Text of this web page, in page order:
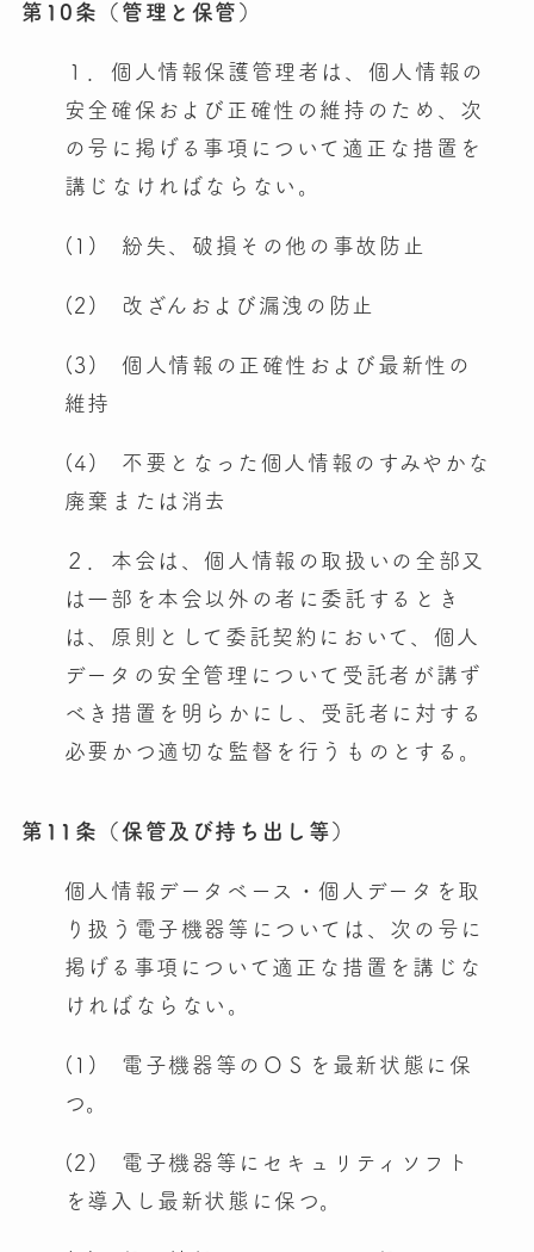
第10条（管理と保管）
１．個人情報保護管理者は、個人情報の
安全確保および正確性の維持のため、次
の号に掲げる事項について適正な措置を
講じなければならない。
(1) 紛失、破損その他の事故防止
(2) 改ざんおよび漏洩の防止
(3) 個人情報の正確性および最新性の
維持
(4) 不要となった個人情報のすみやかな
廃棄または消去
２．本会は、個人情報の取扱いの全部又
は一部を本会以外の者に委託するとき
は、原則として委託契約において、個人
データの安全管理について受託者が講ず
べき措置を明らかにし、受託者に対する
必要かつ適切な監督を行うものとする。
第11条（保管及び持ち出し等）
個人情報データベース・個人データを取
り扱う電子機器等については、次の号に
掲げる事項について適正な措置を講じな
ければならない。
(1) 電子機器等のＯＳを最新状態に保
つ。
(2) 電子機器等にセキュリティソフト
を導入し最新状態に保つ。